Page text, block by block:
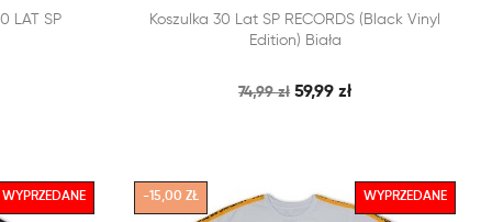
PODGLĄD
LAT SP
DODAJ DO KOSZYKA SZYBKI PODGLĄD
Koszulka 30 Lat SP RECORDS (Black Vinyl
Edition) Biała
74,99 zł 59,99 zł
WYPRZEDANE -15,00 ZŁ WYPRZEDANE